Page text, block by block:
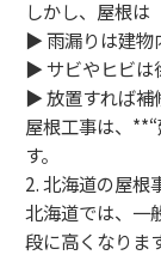
しかし、屋根は
▶︎ 雨漏りは建物
▶︎ サビやヒビは
▶︎ 放置すれば補
屋根工事は、
す。
2. 北海道の屋根
北海道では、一
段に高くなります